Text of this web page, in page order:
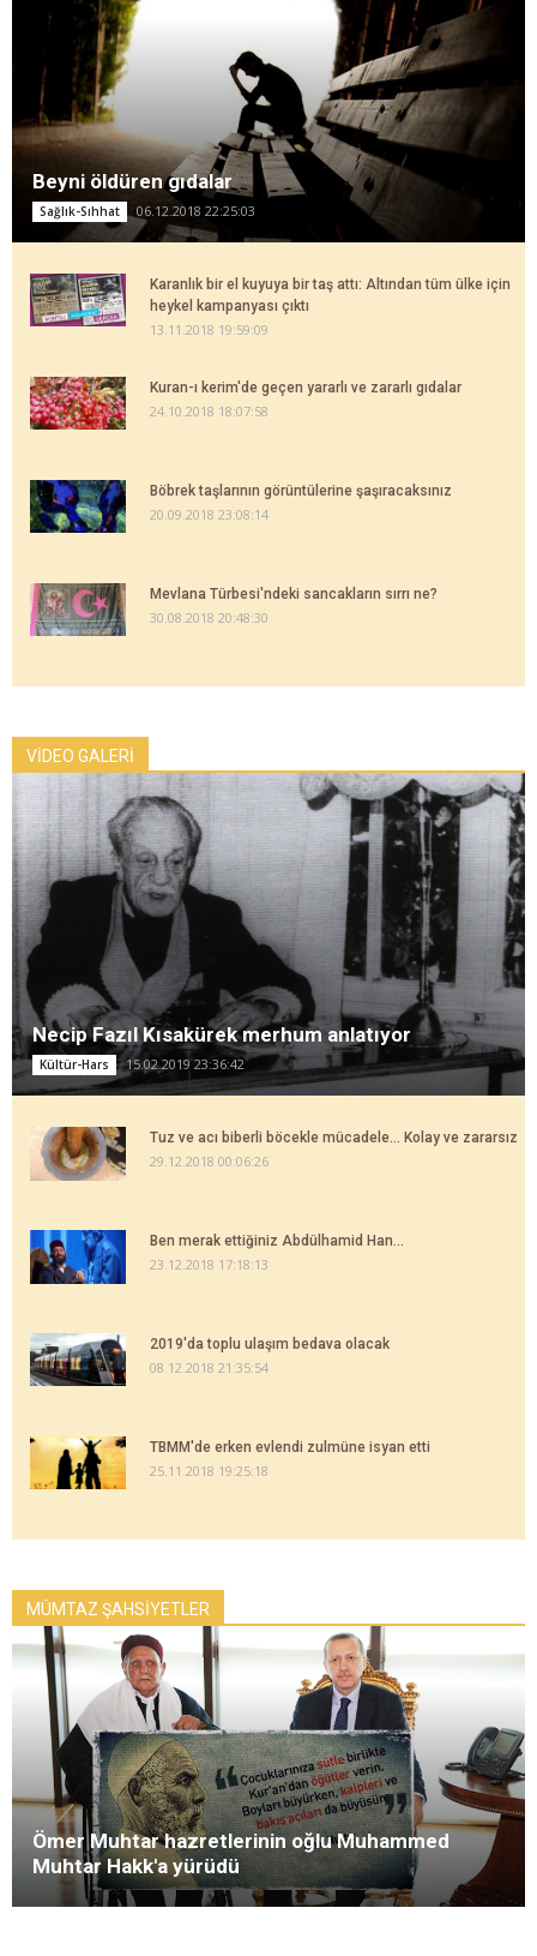
Beyni öldüren gıdalar
Sağlık-Sıhhat 06.12.2018 22:25:03
Karanlık bir el kuyuya bir taş attı: Altından tüm ülke için
heykel kampanyası çıktı
13.11.2018 19:59:09
Kuran-ı kerim'de geçen yararlı ve zararlı gıdalar
24.10.2018 18:07:58
Böbrek taşlarının görüntülerine şaşıracaksınız
20.09.2018 23:08:14
Mevlana Türbesi'ndeki sancakların sırrı ne?
30.08.2018 20:48:30
VİDEO GALERİ
Necip Fazıl Kısakürek merhum anlatıyor
Kültür-Hars 15.02.2019 23:36:42
Tuz ve acı biberli böcekle mücadele... Kolay ve zararsız
29.12.2018 00:06:26
Ben merak ettiğiniz Abdülhamid Han...
23.12.2018 17:18:13
2019'da toplu ulaşım bedava olacak
08.12.2018 21:35:54
TBMM'de erken evlendi zulmüne isyan etti
25.11.2018 19:25:18
MÜMTAZ ŞAHSİYETLER
Ömer Muhtar hazretlerinin oğlu Muhammed
Muhtar Hakk'a yürüdü